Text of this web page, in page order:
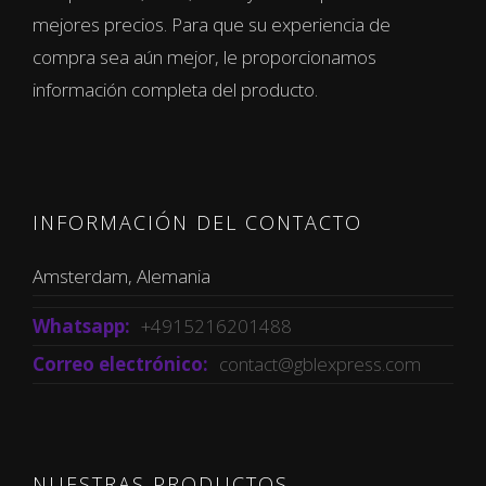
mejores precios. Para que su experiencia de
compra sea aún mejor, le proporcionamos
información completa del producto.
INFORMACIÓN DEL CONTACTO
Amsterdam, Alemania
Whatsapp: +4915216201488
Correo electrónico: contact@gblexpress.com